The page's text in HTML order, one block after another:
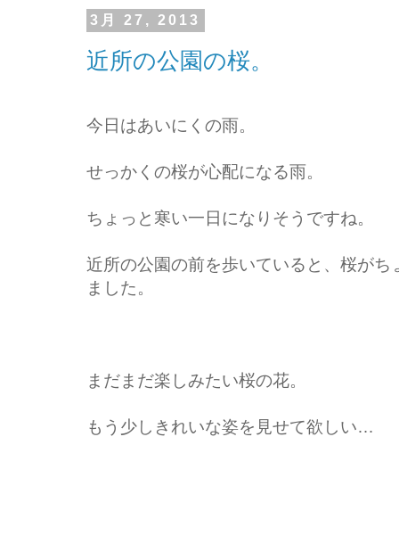
3月 27, 2013
近所の公園の桜。
今日はあいにくの雨。
せっかくの桜が心配になる雨。
ちょっと寒い一日になりそうですね。
近所の公園の前を歩いていると、桜が
ました。
まだまだ楽しみたい桜の花。
もう少しきれいな姿を見せて欲しい…